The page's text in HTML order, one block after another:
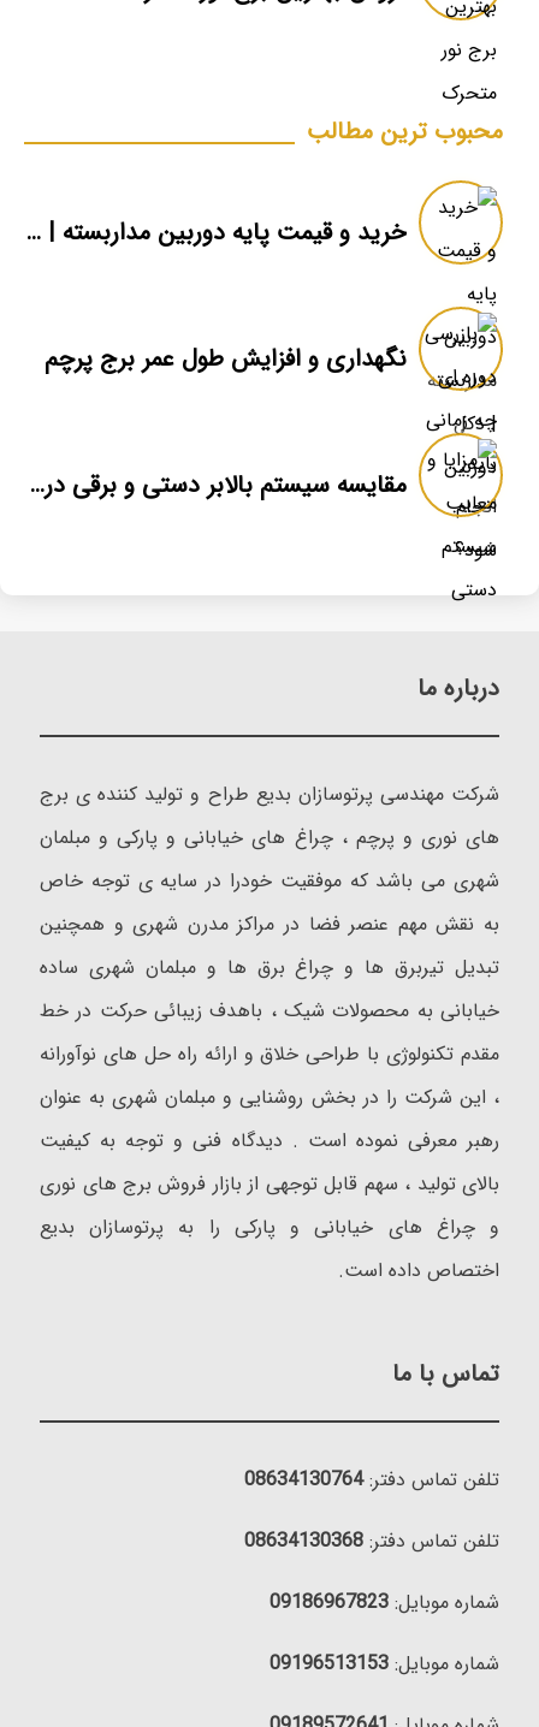
محبوب ترین مطالب
خرید و قیمت پایه دوربین مداربسته | دکل دوربین
نگهداری و افزایش طول عمر برج پرچم
مقایسه سیستم بالابر دستی و برقی در برج پرچم
درباره ما
شرکت مهندسی پرتوسازان بدیع طراح و تولید کننده ی برج
های نوری و پرچم ، چراغ های خیابانی و پارکی و مبلمان
شهری می باشد که موفقیت خودرا در سایه ی توجه خاص
به نقش مهم عنصر فضا در مراکز مدرن شهری و همچنین
تبدیل تیربرق ها و چراغ برق ها و مبلمان شهری ساده
خیابانی به محصولات شیک ، باهدف زیبائی حرکت در خط
مقدم تکنولوژی با طراحی خلاق و ارائه راه حل های نوآورانه
، این شرکت را در بخش روشنایی و مبلمان شهری به عنوان
رهبر معرفی نموده است . دیدگاه فنی و توجه به کیفیت
بالای تولید ، سهم قابل توجهی از بازار فروش برج های نوری
و چراغ های خیابانی و پارکی را به پرتوسازان بدیع
اختصاص داده است.
تماس با ما
تلفن تماس دفتر:08634130764
تلفن تماس دفتر:08634130368
شماره موبایل:09186967823
شماره موبایل:09196513153